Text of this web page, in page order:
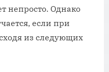
непросто. Однако
если при
из следующих